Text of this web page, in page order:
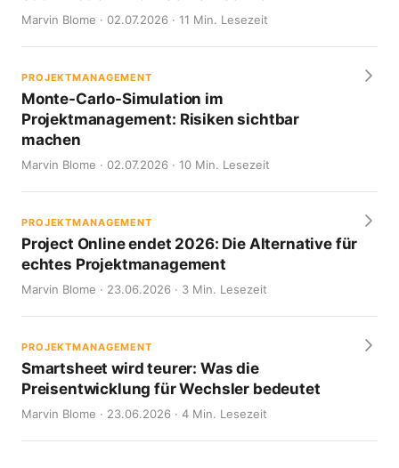
Marvin Blome · 02.07.2026 · 11 Min. Lesezeit
PROJEKTMANAGEMENT
Monte-Carlo-Simulation im
Projektmanagement: Risiken sichtbar
machen
Marvin Blome · 02.07.2026 · 10 Min. Lesezeit
PROJEKTMANAGEMENT
Project Online endet 2026: Die Alternative für
echtes Projektmanagement
Marvin Blome · 23.06.2026 · 3 Min. Lesezeit
PROJEKTMANAGEMENT
Smartsheet wird teurer: Was die
Preisentwicklung für Wechsler bedeutet
Marvin Blome · 23.06.2026 · 4 Min. Lesezeit